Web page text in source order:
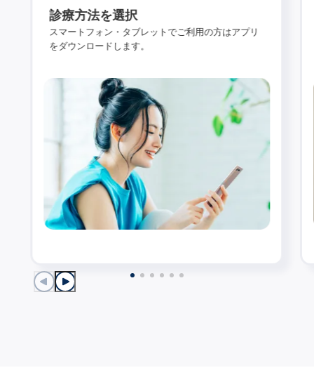
診療方法を選択
スマートフォン・タブレットでご利用の方はアプリ
をダウンロードします。